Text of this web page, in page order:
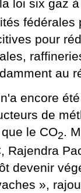
loi six gaz
fédérales
pour
au
encore
de
le CO2.
Rajendra
devenir
»,